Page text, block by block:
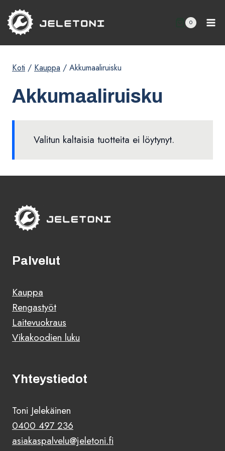
Siirry
sisältöön
0
Koti / Kauppa / Akkumaaliruisku
Akkumaaliruisku
Valitun kaltaisia tuotteita ei löytynyt.
Palvelut
Kauppa
Rengastyöt
Laitevuokraus
Vikakoodien luku
Yhteystiedot
Toni Jelekäinen
0400 497 236
asiakaspalvelu@jeletoni.fi